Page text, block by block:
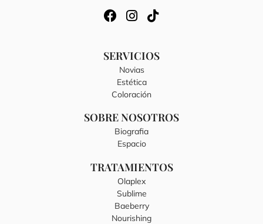
SERVICIOS
Novias
Estética
Coloración
SOBRE NOSOTROS
Biografia
Espacio
TRATAMIENTOS
Olaplex
Sublime
Baeberry
Nourishing